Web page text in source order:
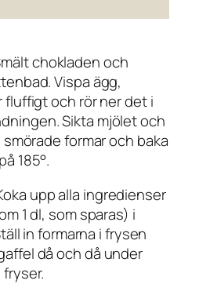
chokladen och
Vispa ägg,
och rör ner det i
Sikta mjölet och
formar och baka
185°.
upp alla ingredienser
1 dl, som sparas) i
in formarna i frysen
då och då under